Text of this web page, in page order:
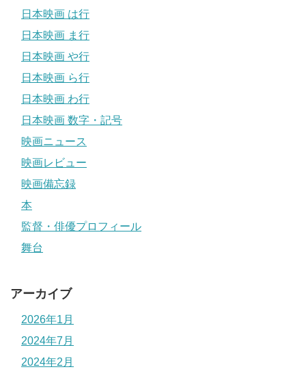
日本映画 は行
日本映画 ま行
日本映画 や行
日本映画 ら行
日本映画 わ行
日本映画 数字・記号
映画ニュース
映画レビュー
映画備忘録
本
監督・俳優プロフィール
舞台
アーカイブ
2026年1月
2024年7月
2024年2月